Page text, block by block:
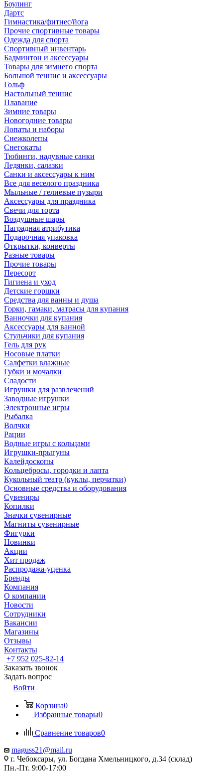
Боулинг
Дартс
Гимнастика/фитнес/йога
Прочие спортивные товары
Одежда для спорта
Спортивный инвентарь
Бадминтон и аксессуары
Товары для зимнего спорта
Большой теннис и аксессуары
Гольф
Настольный теннис
Плавание
Зимние товары
Новогодние товары
Лопаты и наборы
Снежколепы
Снегокаты
Тюбинги, надувные санки
Ледянки, салазки
Санки и аксессуары к ним
Все для веселого праздника
Мыльные / гелиевые пузыри
Аксессуары для праздника
Свечи для торта
Воздушные шары
Наградная атрибутика
Подарочная упаковка
Открытки, конверты
Разные товары
Прочие товары
Пересорт
Гигиена и уход
Детские горшки
Средства для ванны и душа
Горки, гамаки, матрасы для купания
Ванночки для купания
Аксессуары для ванной
Стульчики для купания
Гель для рук
Носовые платки
Салфетки влажные
Губки и мочалки
Сладости
Игрушки для развлечений
Заводные игрушки
Электронные игры
Рыбалка
Волчки
Рации
Водные игры с кольцами
Игрушки-прыгуны
Калейдоскопы
Кольцебросы, городки и лапта
Кукольный театр (куклы, перчатки)
Основные средства и оборудования
Сувениры
Копилки
Значки сувенирные
Магниты сувенирные
Фигурки
Новинки
Акции
Хит продаж
Распродажа-уценка
Бренды
Компания
О компании
Новости
Сотрудники
Вакансии
Магазины
Отзывы
Контакты
+7 952 025-82-14
Заказать звонок
Задать вопрос
Войти
Корзина0
Избранные товары0
Сравнение товаров0
maguss21@mail.ru
г. Чебоксары, ул. Богдана Хмельницкого, д.34 (склад)
Пн.-Пт. 9:00-17:00